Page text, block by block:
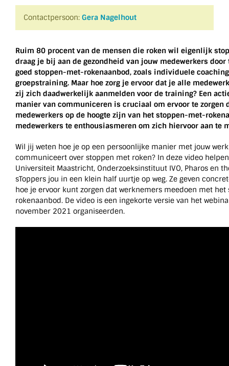
Contactpersoon: Gera Nagelhout
Ruim 80 procent van de mensen die roken wil eigenlijk
draag je bij aan de gezondheid van jouw medewerkers door
goed stoppen-met-rokenaanbod, zoals individuele
groepstraining. Maar hoe zorg je ervoor dat je alle
zij zich daadwerkelijk aanmelden voor de training? Een
manier van communiceren is cruciaal om ervoor te zorgen
medewerkers op de hoogte zijn van het stoppen-met-
medewerkers te enthousiasmeren om zich hiervoor aan te
Wil jij weten hoe je op een persoonlijke manier met jouw
communiceert over stoppen met roken? In deze video
Universiteit Maastricht, Onderzoeksinstituut IVO, Pharos en
sToppers jou in een klein half uurtje op weg. Ze geven
hoe je ervoor kunt zorgen dat werknemers meedoen met
rokenaanbod. De video is een ingekorte versie van het
november 2021 organiseerden.